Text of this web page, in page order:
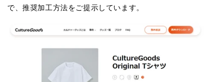
で、推奨加工方法をご提示しています。